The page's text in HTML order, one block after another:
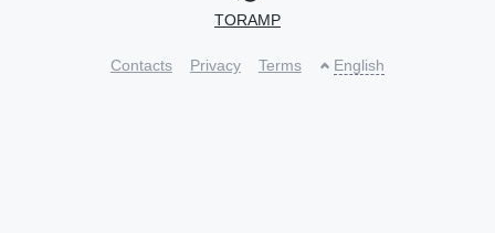
TORAMP
Contacts Privacy Terms English